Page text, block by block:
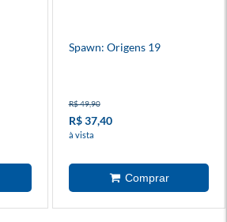
Spawn: Origens 19
R$ 49,90
R$ 37,40
à vista